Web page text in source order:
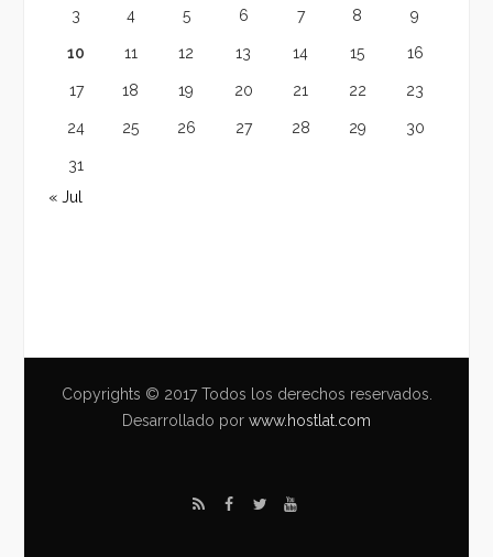
3 4 5 6 7 8 9
10 11 12 13 14 15 16
17 18 19 20 21 22 23
24 25 26 27 28 29 30
31
« Jul
Copyrights © 2017 Todos los derechos reservados.
Desarrollado por www.hostlat.com
R
F
T
Y